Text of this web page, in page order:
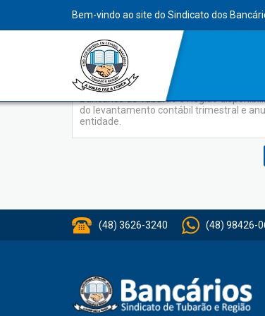
Bem-vindo ao site do Sindicato dos
Balanços
Para conhecimento de todos, o Sindicato
Bancários de Tubarão e Região
do levantamento contábil trimestral e
entidade.
(48) 3626-3240 (48) 98426-